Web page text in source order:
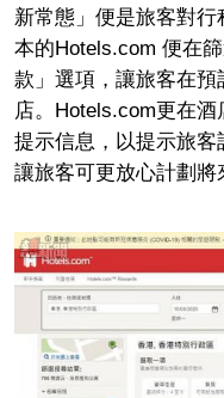
新常態」便是旅客對
本的Hotels.com 便在
款」選項，讓旅客在
店。Hotels.com更在
提示信息，以提示旅客
讓旅客可更放心計劃將